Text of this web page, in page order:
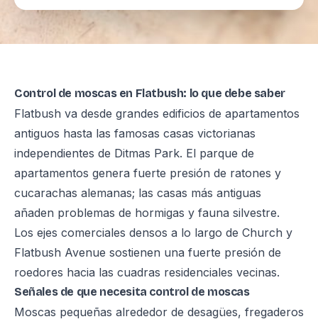
Control de moscas en Flatbush: lo que debe saber
Flatbush va desde grandes edificios de apartamentos
antiguos hasta las famosas casas victorianas
independientes de Ditmas Park. El parque de
apartamentos genera fuerte presión de ratones y
cucarachas alemanas; las casas más antiguas
añaden problemas de hormigas y fauna silvestre.
Los ejes comerciales densos a lo largo de Church y
Flatbush Avenue sostienen una fuerte presión de
roedores hacia las cuadras residenciales vecinas.
Señales de que necesita control de moscas
Moscas pequeñas alrededor de desagües, fregaderos